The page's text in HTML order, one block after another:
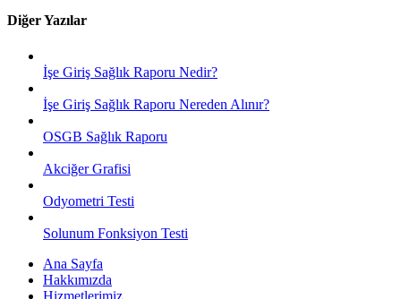
Diğer Yazılar
İşe Giriş Sağlık Raporu Nedir?
İşe Giriş Sağlık Raporu Nereden Alınır?
OSGB Sağlık Raporu
Akciğer Grafisi
Odyometri Testi
Solunum Fonksiyon Testi
Ana Sayfa
Hakkımızda
Hizmetlerimiz